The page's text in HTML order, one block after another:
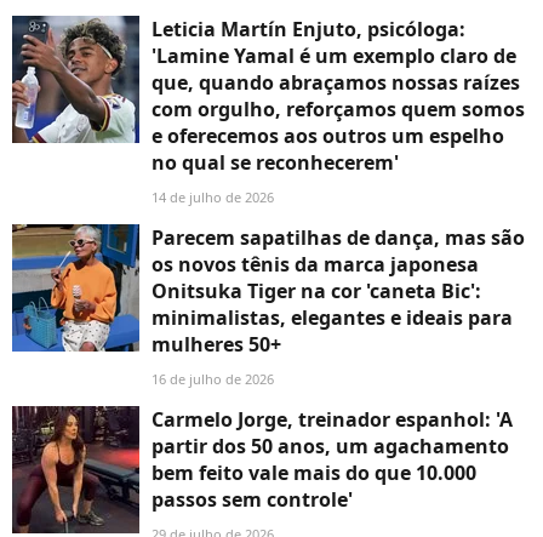
Leticia Martín Enjuto, psicóloga:
'Lamine Yamal é um exemplo claro de
que, quando abraçamos nossas raízes
com orgulho, reforçamos quem somos
e oferecemos aos outros um espelho
no qual se reconhecerem'
14 de julho de 2026
Parecem sapatilhas de dança, mas são
os novos tênis da marca japonesa
Onitsuka Tiger na cor 'caneta Bic':
minimalistas, elegantes e ideais para
mulheres 50+
16 de julho de 2026
Carmelo Jorge, treinador espanhol: 'A
partir dos 50 anos, um agachamento
bem feito vale mais do que 10.000
passos sem controle'